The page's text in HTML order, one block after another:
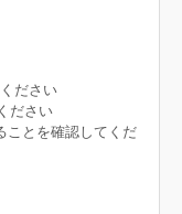
ださい
ださい
ことを確認してくだ